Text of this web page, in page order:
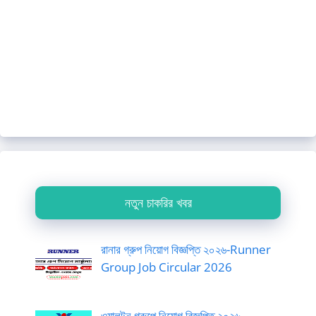
নতুন চাকরির খবর
রানার গ্রুপ নিয়োগ বিজ্ঞপ্তি ২০২৬-Runner
Group Job Circular 2026